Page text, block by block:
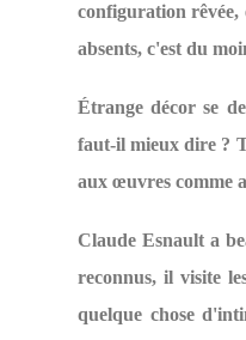
configuration rêvée,
absents, c'est du
Étrange décor se
faut-il mieux dire ?
aux œuvres comme
Claude Esnault a
reconnus, il visite
quelque chose